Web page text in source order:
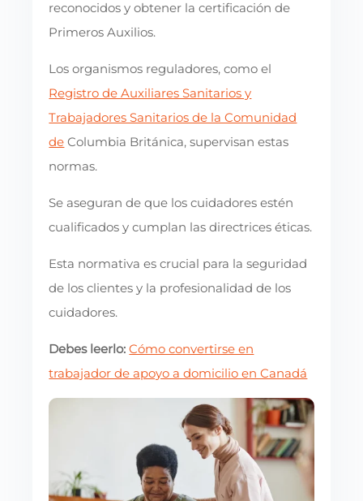
reconocidos y obtener la certificación de
Primeros Auxilios.
Los organismos reguladores, como el
Registro de Auxiliares Sanitarios y
Trabajadores Sanitarios de la Comunidad
de Columbia Británica, supervisan estas
normas.
Se aseguran de que los cuidadores estén
cualificados y cumplan las directrices éticas.
Esta normativa es crucial para la seguridad
de los clientes y la profesionalidad de los
cuidadores.
Debes leerlo: Cómo convertirse en
trabajador de apoyo a domicilio en Canadá